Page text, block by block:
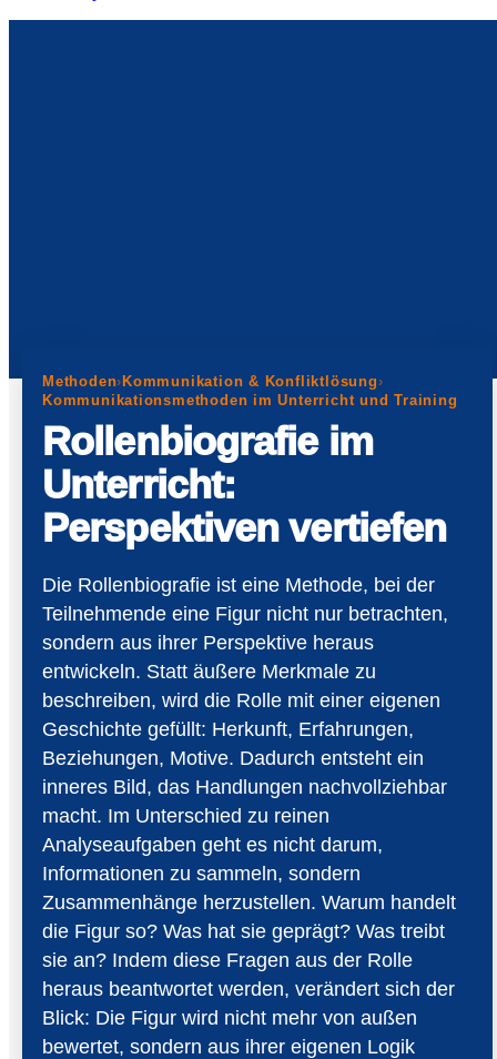
Methoden›Kommunikation & Konfliktlösung ›
Kommunikationsmethoden im Unterricht und Training
Rollenbiografie im
Unterricht:
Perspektiven vertiefen
Die Rollenbiografie ist eine Methode, bei der
Teilnehmende eine Figur nicht nur betrachten,
sondern aus ihrer Perspektive heraus
entwickeln. Statt äußere Merkmale zu
beschreiben, wird die Rolle mit einer eigenen
Geschichte gefüllt: Herkunft, Erfahrungen,
Beziehungen, Motive. Dadurch entsteht ein
inneres Bild, das Handlungen nachvollziehbar
macht. Im Unterschied zu reinen
Analyseaufgaben geht es nicht darum,
Informationen zu sammeln, sondern
Zusammenhänge herzustellen. Warum handelt
die Figur so? Was hat sie geprägt? Was treibt
sie an? Indem diese Fragen aus der Rolle
heraus beantwortet werden, verändert sich der
Blick: Die Figur wird nicht mehr von außen
bewertet, sondern aus ihrer eigenen Logik